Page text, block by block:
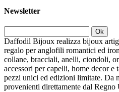
Newsletter
Ok
Daffodil Bijoux realizza bijoux
regalo per anglofili romantici ed
collane, bracciali, anelli, ciondoli,
accessori per capelli, home decor
pezzi unici ed edizioni limitate. Da
provenienti direttamente dal